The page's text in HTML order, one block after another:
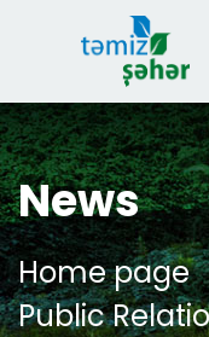
News
Home page
Public